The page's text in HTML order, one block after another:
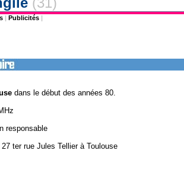
| Publicités |
dans le début des années 80.
responsable
ter rue Jules Tellier à Toulouse